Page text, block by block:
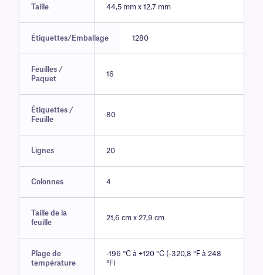
Taille 44,5 mm x 12,7 mm
Étiquettes/Emballage 1280
Feuilles /
Paquet
16
Étiquettes /
Feuille
80
Lignes 20
Colonnes 4
Taille de la
feuille
21,6 cm x 27,9 cm
Plage de
température
-196 °C à +120 °C (-320,8 °F à 248
°F)